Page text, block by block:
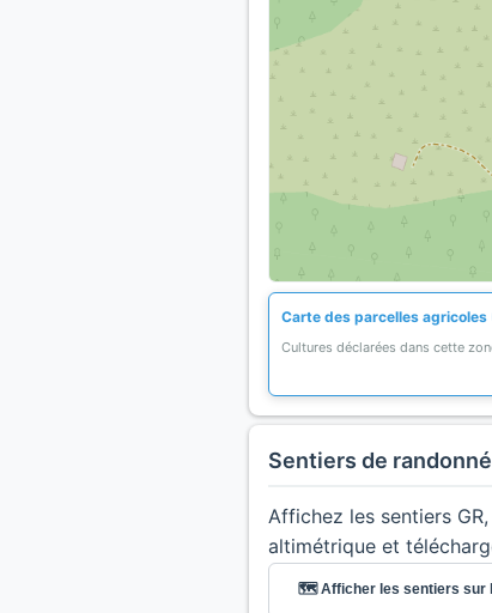
Carte des parcelles agricoles
Cultures déclarées dans cette
Sentiers de
Affichez les sentiers
altimétrique et
🗺️ Afficher les sentiers sur